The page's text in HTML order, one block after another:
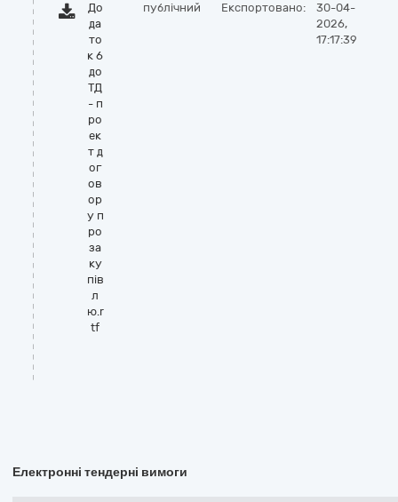
До
да
то
к 6
до
ТД
- п
ро
ек
т д
ог
ов
ор
у п
ро
за
ку
пів
л
ю.r
tf
публічний Експортовано:
30-04-
2026,
17:17:39
Електронні тендерні вимоги